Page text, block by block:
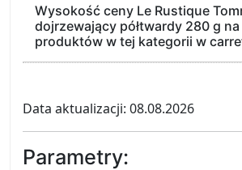
Wysokość ceny Le Rustique
dojrzewający półtwardy 280 g
produktów w tej kategorii w
Data aktualizacji: 08.08.2026
Parametry: